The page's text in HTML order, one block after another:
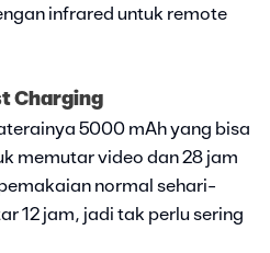
infrared untuk remote
Charging
5000 mAh yang bisa
memutar video dan 28 jam
normal sehari-
12 jam, jadi tak perlu sering